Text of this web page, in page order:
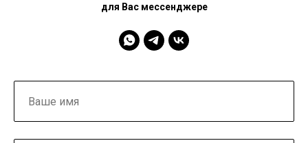
для Вас мессенджере